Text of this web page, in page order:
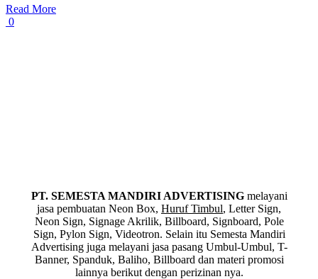
Read More
0
PT. SEMESTA MANDIRI ADVERTISINGmelayani
jasa pembuatan Neon Box, Huruf Timbul, Letter Sign,
Neon Sign, Signage Akrilik, Billboard, Signboard, Pole
Sign, Pylon Sign, Videotron. Selain itu Semesta Mandiri
Advertising juga melayani jasa pasang Umbul-Umbul, T-
Banner, Spanduk, Baliho, Billboard dan materi promosi
lainnya berikut dengan perizinan nya.